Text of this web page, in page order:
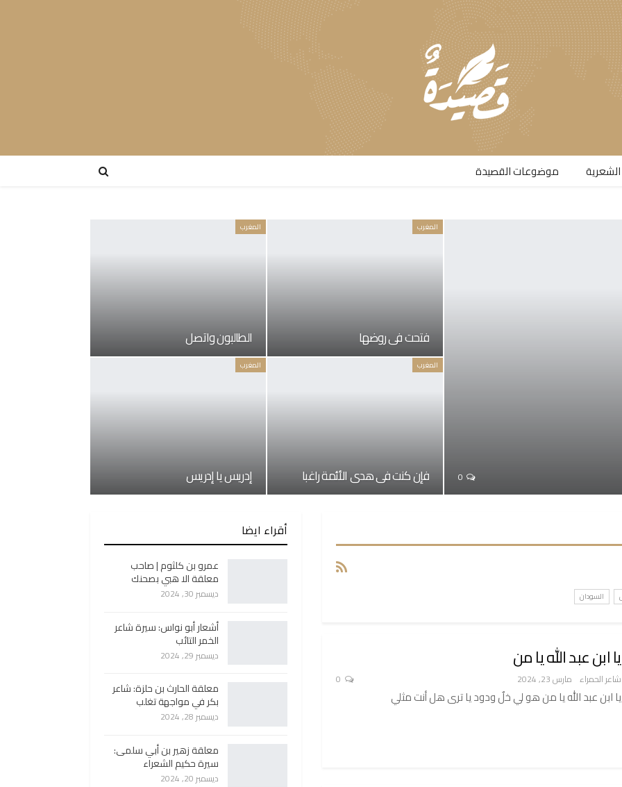
موضوعات القصيدة​
المغرب
فتحت في روضها
المغرب
الطالبون واتصل
المغرب
فإن كنت في هدي الأئمة راغبا
المغرب
إدريس يا إدريس
السودان
يا ابن عبد الله يا من
شاعر الحمراء مارس 23, 2024
يا ابن عبد الله يا من هو لي خلٌ ودود يا ترى هل أنت مثلي
أقراء ايضا
عمرو بن كلثوم | صاحب
معلقة الا هبي بصحنك
ديسمبر 30, 2024
أشعار أبو نواس: سيرة شاعر
الخمر التائب
ديسمبر 29, 2024
معلقة الحارث بن حلزة: شاعر
بكر في مواجهة تغلب
ديسمبر 28, 2024
معلقة زهير بن أبي سلمى:
سيرة حكيم الشعراء
ديسمبر 20, 2024